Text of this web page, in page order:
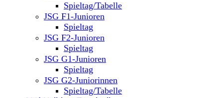
Spieltag/Tabelle
JSG F1-Junioren
Spieltag
JSG F2-Junioren
Spieltag
JSG G1-Junioren
Spieltag
JSG G2-Juniorinnen
Spieltag/Tabelle